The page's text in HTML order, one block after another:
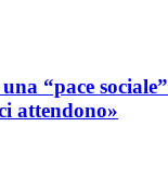
“pace
attendono»